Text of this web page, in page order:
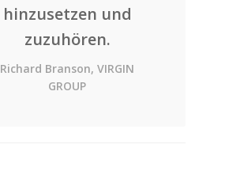
hinzusetzen und
zuzuhören.
Richard Branson, VIRGIN
GROUP